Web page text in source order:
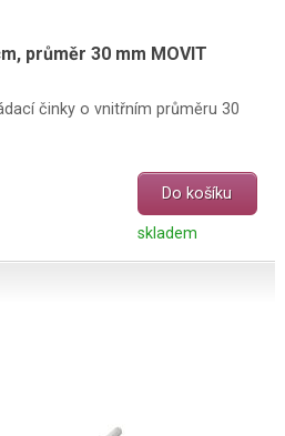
průměr 30 mm MOVIT
činky o vnitřním průměru 30
Do košíku
skladem